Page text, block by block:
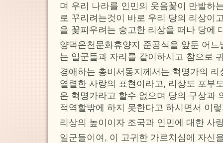
며 우리 나라를 인민의 웃음꽃이 만발하
로 꾸리려는것이 바로 우리 당의 리상이
을 꽃피우려는 숭고한 리상을 떠나 당에
양덕온천문화휴양지 준공식을 앞둔 어
는 일군들과 자리를 같이하시고 참으로
경애하는 총비서동지께서는 혁명가의
열렬한 사랑의 표현이라고, 리상도 포부
은 혁명가라고 할수 없으며 당의 구상과
적역할밖에 하지 못한다고 하시면서 이
리상의 높이이자 조국과 인민에 대한 사
일군들이여, 이 고귀한 가르치심에 자신